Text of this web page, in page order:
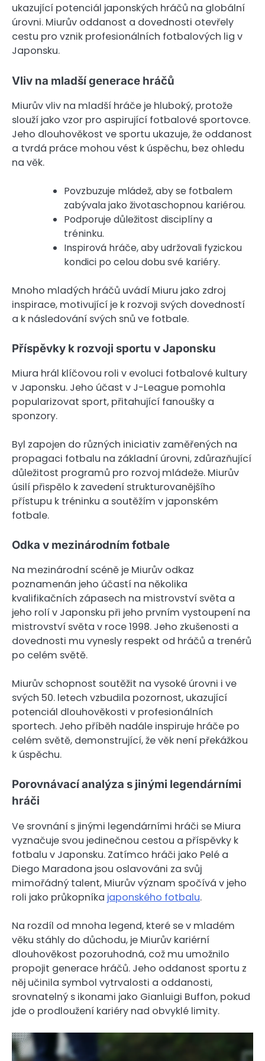
ukazující potenciál japonských hráčů na globální
úrovni. Miurův oddanost a dovednosti otevřely
cestu pro vznik profesionálních fotbalových lig v
Japonsku.
Vliv na mladší generace hráčů
Miurův vliv na mladší hráče je hluboký, protože
slouží jako vzor pro aspirující fotbalové sportovce.
Jeho dlouhověkost ve sportu ukazuje, že oddanost
a tvrdá práce mohou vést k úspěchu, bez ohledu
na věk.
Povzbuzuje mládež, aby se fotbalem
zabývala jako životaschopnou kariérou.
Podporuje důležitost disciplíny a
tréninku.
Inspirová hráče, aby udržovali fyzickou
kondici po celou dobu své kariéry.
Mnoho mladých hráčů uvádí Miuru jako zdroj
inspirace, motivující je k rozvoji svých dovedností
a k následování svých snů ve fotbale.
Příspěvky k rozvoji sportu v Japonsku
Miura hrál klíčovou roli v evoluci fotbalové kultury
v Japonsku. Jeho účast v J-League pomohla
popularizovat sport, přitahující fanoušky a
sponzory.
Byl zapojen do různých iniciativ zaměřených na
propagaci fotbalu na základní úrovni, zdůrazňující
důležitost programů pro rozvoj mládeže. Miurův
úsilí přispělo k zavedení strukturovanějšího
přístupu k tréninku a soutěžím v japonském
fotbale.
Odka v mezinárodním fotbale
Na mezinárodní scéně je Miurův odkaz
poznamenán jeho účastí na několika
kvalifikačních zápasech na mistrovství světa a
jeho rolí v Japonsku při jeho prvním vystoupení na
mistrovství světa v roce 1998. Jeho zkušenosti a
dovednosti mu vynesly respekt od hráčů a trenérů
po celém světě.
Miurův schopnost soutěžit na vysoké úrovni i ve
svých 50. letech vzbudila pozornost, ukazující
potenciál dlouhověkosti v profesionálních
sportech. Jeho příběh nadále inspiruje hráče po
celém světě, demonstrující, že věk není překážkou
k úspěchu.
Porovnávací analýza s jinými legendárními
hráči
Ve srovnání s jinými legendárními hráči se Miura
vyznačuje svou jedinečnou cestou a příspěvky k
fotbalu v Japonsku. Zatímco hráči jako Pelé a
Diego Maradona jsou oslavováni za svůj
mimořádný talent, Miurův význam spočívá v jeho
roli jako průkopníka japonského fotbalu.
Na rozdíl od mnoha legend, které se v mladém
věku stáhly do důchodu, je Miurův kariérní
dlouhověkost pozoruhodná, což mu umožnilo
propojit generace hráčů. Jeho oddanost sportu z
něj učinila symbol vytrvalosti a oddanosti,
srovnatelný s ikonami jako Gianluigi Buffon, pokud
jde o prodloužení kariéry nad obvyklé limity.